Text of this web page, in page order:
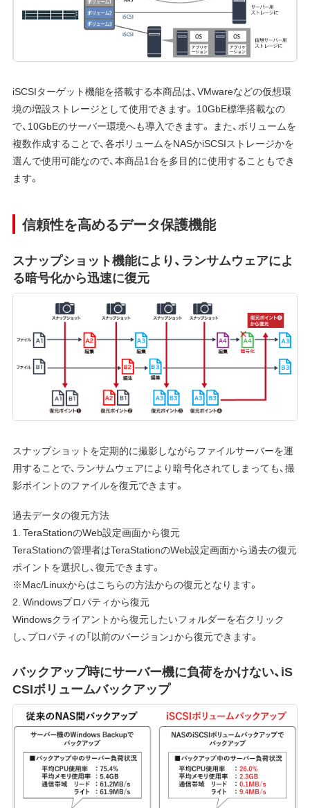
iSCSIターゲット機能を搭載する本商品は、VMwareなどの仮想環
境の増設ストレージとして使用できます。 10GbE標準搭載なの
で、10GbEのサーバー環境へも導入できます。 また、ボリュームを
複数作成することで、各ボリュームをNASかiSCSIストレージかを
選んで使用可能なので、本商品1台を多目的に使用することもでき
ます。
信頼性を高めるデータ保護機能
スナップショット機能により、ランサムウェアによ
る暗号化から迅速に復元
スナップショットを定期的に撮影しながらファイルサーバーを運
用することで、ランサムウェアにより暗号化されてしまっても、撮
影ポイントのファイルを復元できます。
過去データの復元方法
1. TeraStationのWeb設定画面から復元
TeraStationの管理者はTeraStationのWeb設定画面から過去の復元
ポイントを選択し、復元できます。
※Mac/Linuxからはこちらの方法からの復元となります。
2. Windowsプロパティから復元
Windowsクライアントから復元したいフォルダーを右クリック
し、プロパティの「以前のバージョン」から復元できます。
バックアップ時にサーバー機に負荷をかけない、iS
CSIボリュームバックアップ